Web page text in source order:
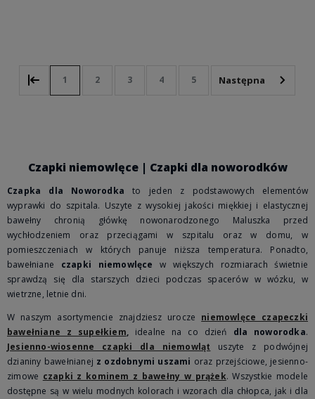
1 2 3 4 5
Czapki niemowlęce | Czapki dla noworodków
Czapka dla Noworodka to jeden z podstawowych elementów
wyprawki do szpitala. Uszyte z wysokiej jakości miękkiej i elastycznej
bawełny chronią główkę nowonarodzonego Maluszka przed
wychłodzeniem oraz przeciągami w szpitalu oraz w domu, w
pomieszczeniach w których panuje niższa temperatura. Ponadto,
bawełniane czapki niemowlęce w większych rozmiarach świetnie
sprawdzą się dla starszych dzieci podczas spacerów w wózku, w
wietrzne, letnie dni.
W naszym asortymencie znajdziesz urocze niemowlęce czapeczki
bawełniane z supełkiem,idealne na co dzień dla noworodka.
Jesienno-wiosenne czapki dla niemowląt uszyte z podwójnej
dzianiny bawełnianej z ozdobnymi uszami oraz przejściowe, jesienno-
zimowe czapki z kominem z bawełny w prążek. Wszystkie modele
dostępne są w wielu modnych kolorach i wzorach dla chłopca, jak i dla